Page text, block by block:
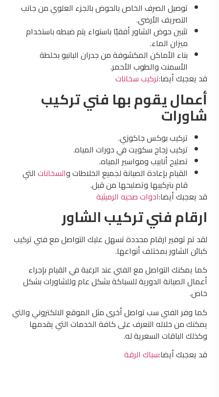
توصيل الصرف الخاص بالحوض بالجزء العلوي من جانب
التصريف الأرضي.
تثبين حوض الشاور أفقيًا باستواء يتم ضبطه باستخدام
ميزان الماء.
بناء الأماكن المكشوفة من جدران البانيو بخلطة
الأسمنت والطوب الأحمر.
قد يعجبك أيضا:تركيب سخانات
أعمال يقوم بها فني تركيب
شاورات
تركيب بوكس جاكوزي.
تركيب زجاج سكويت في دورات المياه.
تصليح أنابيب ومواسير المياه.
القيام بإعادة الصيانة لجميع الخلاطات والسخانات التي
قام بتركيبها وتصليحها من قبل.
قد يعجبك أيضا:ادوات صحيه الرميثية
ارقام فني تركيب الشاور
لقد تم توفير ارقام محددة تسهل عليك التواصل مع فني تركيب
كبائن الشاور بمختلف أنواعها.
كما يمكنك التواصل مع الفني عند الرغبة في القيام بإجراء
أعمال الصيانة الدورية للسباكة بشكل عام وللشاورات بشكل
خاص.
كما وفر الفني سب تواصل أخرى مثل الموقع الالكتروني والتي
يمكنك من خلاله التعرف على كافة الخدمات التي يقدمها
وكذلك الباقات السعرية له.
قد يعجبك أيضا:سباك الرقة